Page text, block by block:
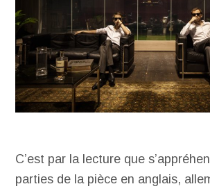
C’est par la lecture que
parties de la pièce en anglais,